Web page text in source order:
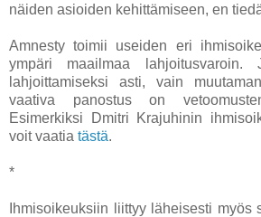
näiden asioiden kehittämiseen, en
Amnesty toimii useiden eri
ympäri maailmaa
lahjoittamiseksi asti, vain
vaativa panostus on
Esimerkiksi Dmitri Krajuhinin
voit vaatia tästä.
*
Ihmisoikeuksiin liittyy läheisesti myös